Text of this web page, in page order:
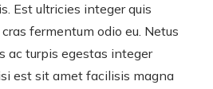
Est ultricies integer quis
fermentum odio eu. Netus
ac turpis egestas integer
est sit amet facilisis magna